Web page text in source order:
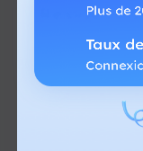
Proxies
de données
IP
Plus de
Taux